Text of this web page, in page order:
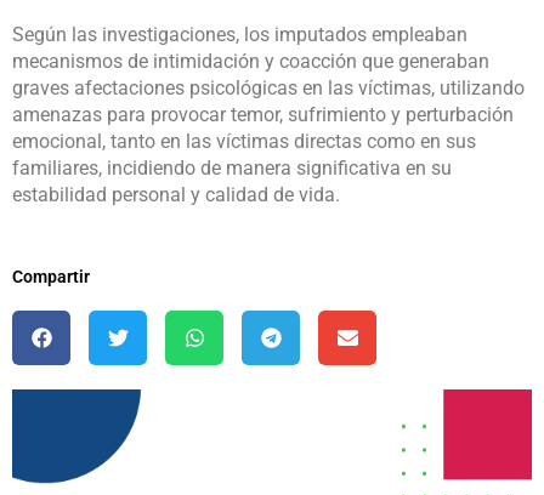
Según las investigaciones, los imputados empleaban
mecanismos de intimidación y coacción que generaban
graves afectaciones psicológicas en las víctimas, utilizando
amenazas para provocar temor, sufrimiento y perturbación
emocional, tanto en las víctimas directas como en sus
familiares, incidiendo de manera significativa en su
estabilidad personal y calidad de vida.
Compartir